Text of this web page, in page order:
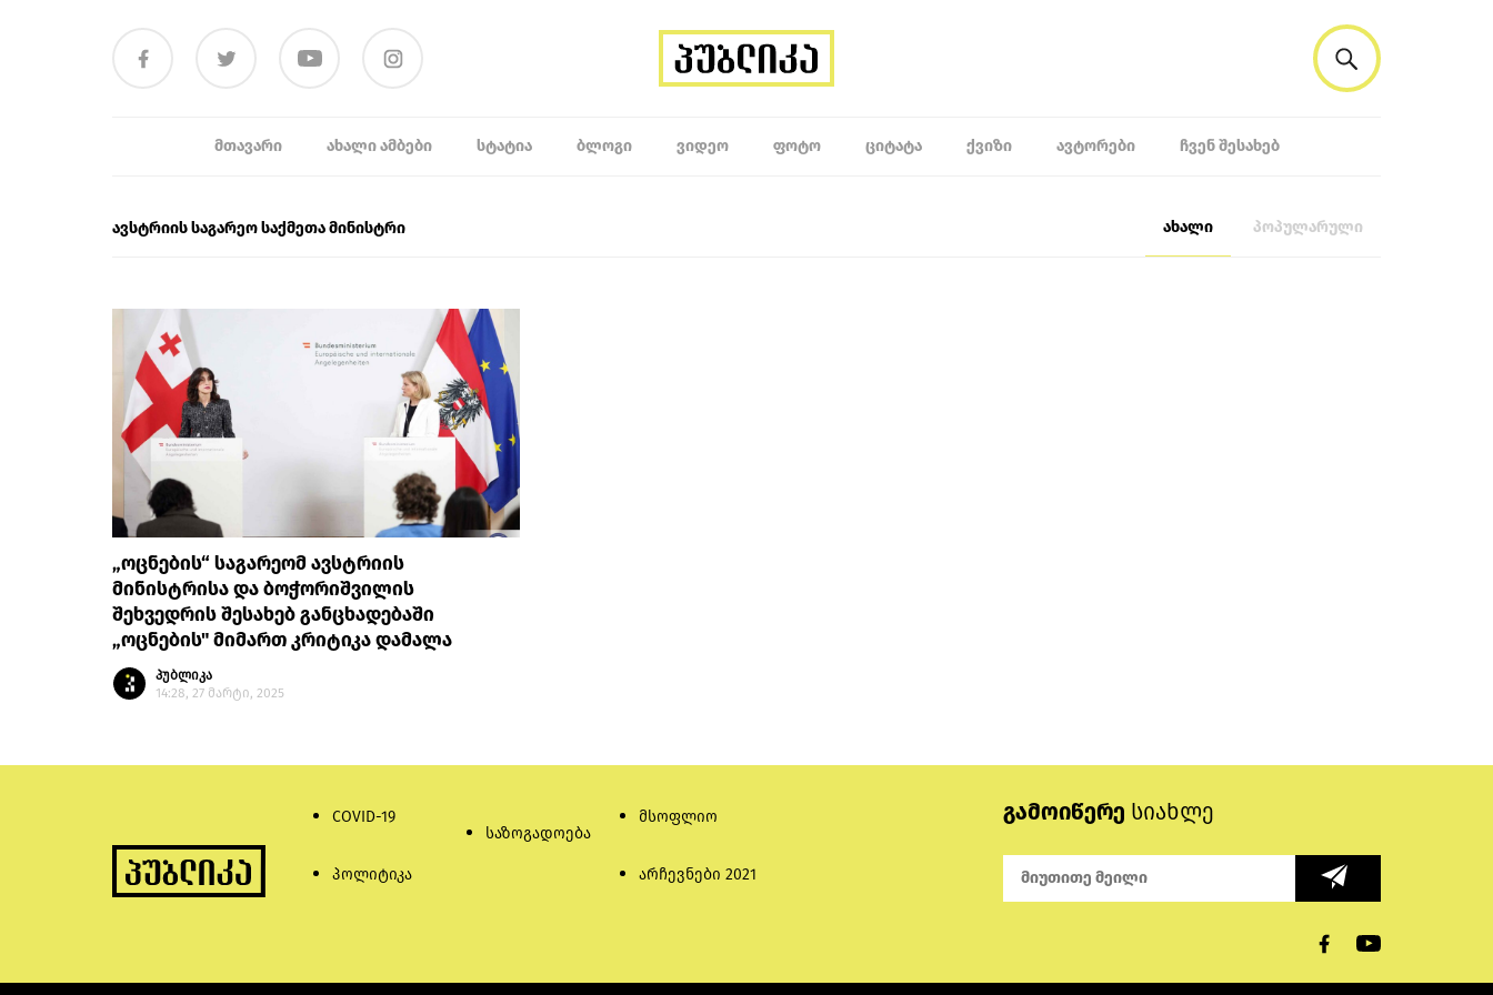
ᲛᲗᲐᲕᲐᲠᲘ ᲐᲮᲐᲚᲘ ᲐᲛᲑᲔᲑᲘ ᲡᲢᲐᲢᲘᲐ ᲑᲚᲝᲒᲘ ᲕᲘᲓᲔᲝ ᲤᲝᲢᲝ ᲪᲘᲢᲐᲢᲐ ᲥᲕᲘᲖᲘ ᲐᲕᲢᲝᲠᲔᲑᲘ ᲩᲕᲔᲜ ᲨᲔᲡᲐᲮᲔᲑ
ავსტრიის საგარეო საქმეთა მინისტრი ახალი პოპულარული
„ოცნების“ საგარეომ ავსტრიის
მინისტრისა და ბოჭორიშვილის
შეხვედრის შესახებ განცხადებაში
„ოცნების" მიმართ კრიტიკა დამალა
პუბლიკა
14:28, 27 მარტი, 2025
COVID-19
პოლიტიკა
საზოგადოება
მსოფლიო
არჩევნები 2021
გამოიწერე სიახლე